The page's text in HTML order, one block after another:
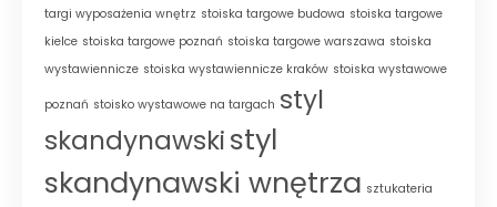
targi wyposażenia wnętrz stoiska targowe budowa stoiska targowe
kielce stoiska targowe poznań stoiska targowe warszawa stoiska
wystawiennicze stoiska wystawiennicze kraków stoiska wystawowe
poznań stoisko wystawowe na targach styl
skandynawskistyl
skandynawski wnętrza sztukateria